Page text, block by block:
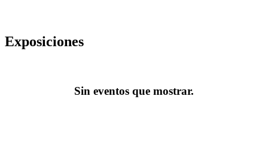
Exposiciones
Sin eventos que mostrar.